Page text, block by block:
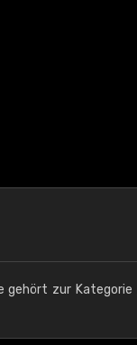
gehört zur Kategorie